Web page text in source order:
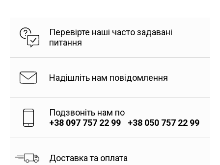
Перевірте наші часто задавані
питання
Надішліть нам повідомлення
Подзвоніть нам по
+38 097 757 22 99
+38 050 757 22 99
Доставка та оплата